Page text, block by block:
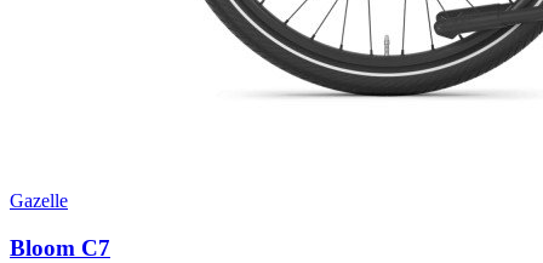
Gazelle
Bloom C7